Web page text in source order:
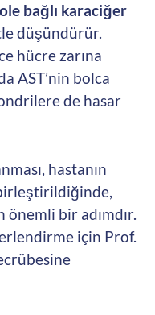
bağlı karaciğer
düşündürür.
hücre zarına
AST’nin bolca
de hasar
hastanın
bir adımdır.
için Prof.